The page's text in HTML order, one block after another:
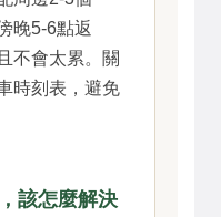
晚5-6點返
不會太累。關
時刻表，避免
該怎麼解決